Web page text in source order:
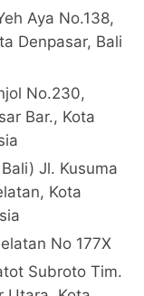
Aya No.138,
Denpasar, Bali
No.230,
Bar., Kota
Jl. Kusuma
Kota
No 177X
Subroto Tim.